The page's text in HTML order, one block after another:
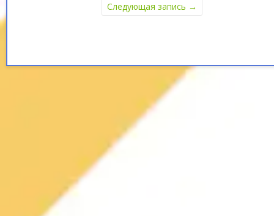
Следующая запись →